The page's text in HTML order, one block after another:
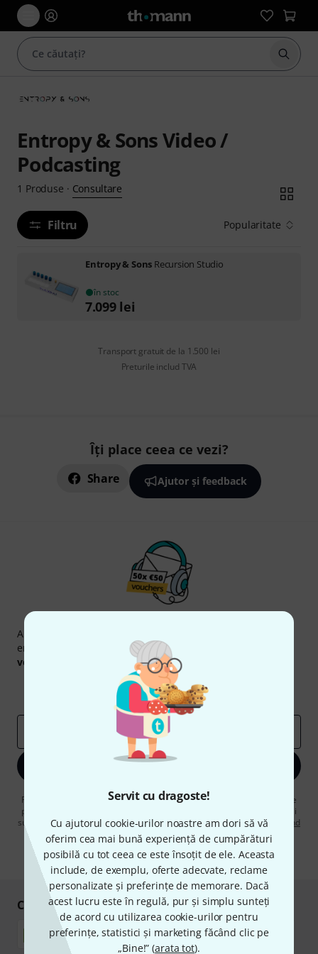
Servit cu dragoste!
Cu ajutorul cookie-urilor noastre am dori să vă
oferim cea mai bună experiență de cumpărături
posibilă cu tot ceea ce este însoțit de ele. Aceasta
include, de exemplu, oferte adecvate, reclame
personalizate și preferințe de memorare. Dacă
acest lucru este în regulă, pur și simplu sunteți
de acord cu utilizarea cookie-urilor pentru
preferințe, statistici și marketing făcând clic pe
„Bine!” (arata tot).
Entropy & Sons Video /
Podcasting
1 Produse · Consultare
Filtru Popularitate
Entropy & Sons Recursion Studio
în stoc
7.099 lei
Transport gratuit de la 1.500 lei
Preturile includ TVA
Îți place ceea ce vezi?
Share Ajutor și feedback
Newsletter Thomann
Abonați-vă la buletinul informativ Thomann în limba
engleză și, cu puțin noroc, puteți câștiga unul dintre
voucherele
în valoare de50 €fiecare!
Contribuții inspiraționale
Perspectivele Thomann
Înscrie-te acum
Făcând clic pe „Înscrie-te acum”, sunteți de acord să primiți publicitate
prin e-mail. Vă puteți dezabona în orice moment. Puteți găsi informații
suplimentare despre buletinul informativ înregulamentul nostru privind
protecția datelor .
* Necesar
Cumpărați și plătiți în siguranță